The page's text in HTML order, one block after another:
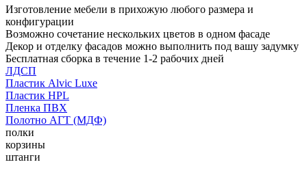
Изготовление мебели в прихожую любого размера и
конфигурации
Возможно сочетание нескольких цветов в одном фасаде
Декор и отделку фасадов можно выполнить под вашу задумку
Бесплатная сборка в течение 1-2 рабочих дней
ЛДСП
Пластик Alvic Luxe
Пластик HPL
Пленка ПВХ
Полотно АГТ (МДФ)
полки
корзины
штанги